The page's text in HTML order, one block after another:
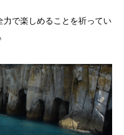
で楽しめることを祈ってい